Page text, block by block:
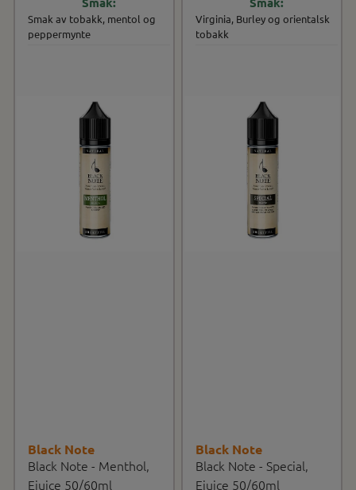
Black Note
Black Note - Menthol,
Ejuice 50/60ml
Smak av tobakk, mentol og
peppermynte
Black Note
Black Note - Special,
Ejuice 50/60ml
Virginia, Burley og orientalsk
tobakk